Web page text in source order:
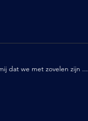
dat we met zovelen zijn ...